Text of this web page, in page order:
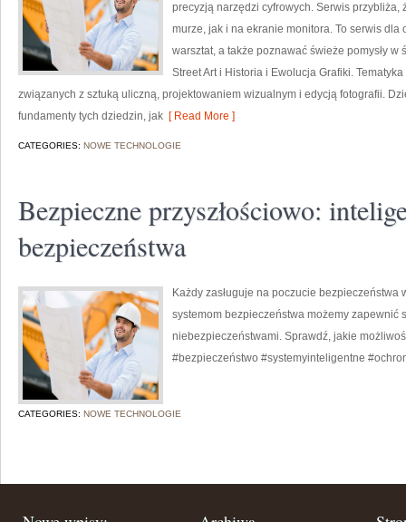
precyzją narzędzi cyfrowych. Serwis
murze, jak i na ekranie monitora. To serwis
warsztat, a także poznawać świeże pomysły
Street Art i Historia i Ewolucja Grafiki.
związanych z sztuką uliczną, projektowaniem wizualnym i edycją fotografii.
fundamenty tych dziedzin, jak [ Read More ]
CATEGORIES: NOWE TECHNOLOGIE
Bezpieczne przyszłościowo:
bezpieczeństwa
Każdy zasługuje na poczucie bezpieczeństwa
systemom bezpieczeństwa możemy zapewnić
niebezpieczeństwami. Sprawdź, jakie
#bezpieczeństwo #systemyinteligentne
CATEGORIES: NOWE TECHNOLOGIE